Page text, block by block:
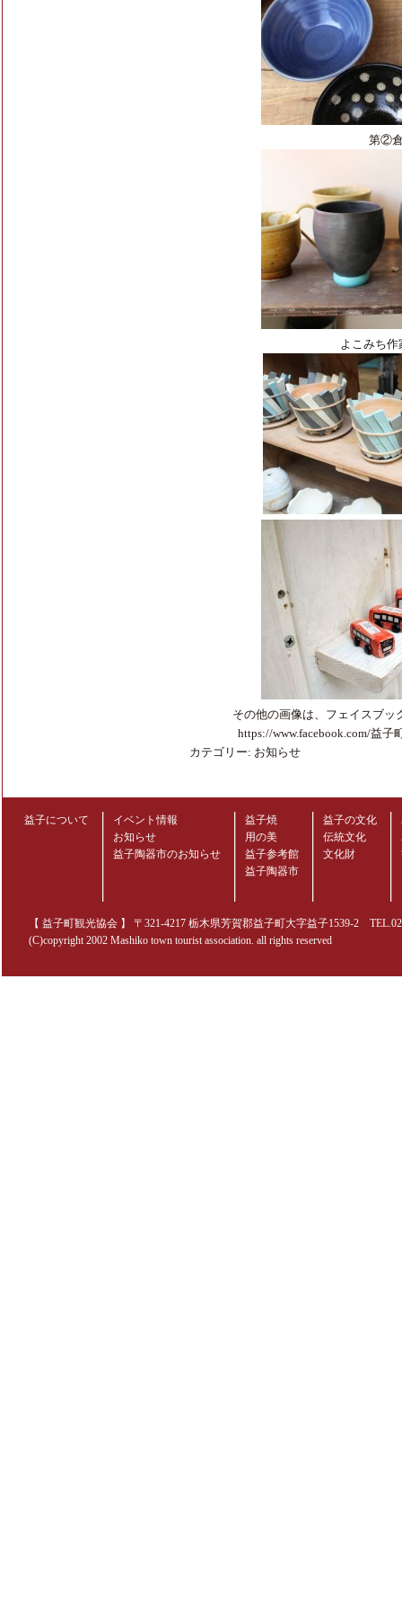
第②
よこみち作
その他の画像は、フェイスブ
https://www.facebook.com/益子
カテゴリー: お知らせ
益子について
イベント情報
お知らせ
益子陶器市のお知らせ
益子焼
用の美
益子参考館
益子陶器市
益子の文化
伝統文化
文化財
【 益子町観光協会 】 〒321-4217 栃木県芳賀郡益子町大字益子1539-2
(C)copyright 2002 Mashiko town tourist association. all rights reserved